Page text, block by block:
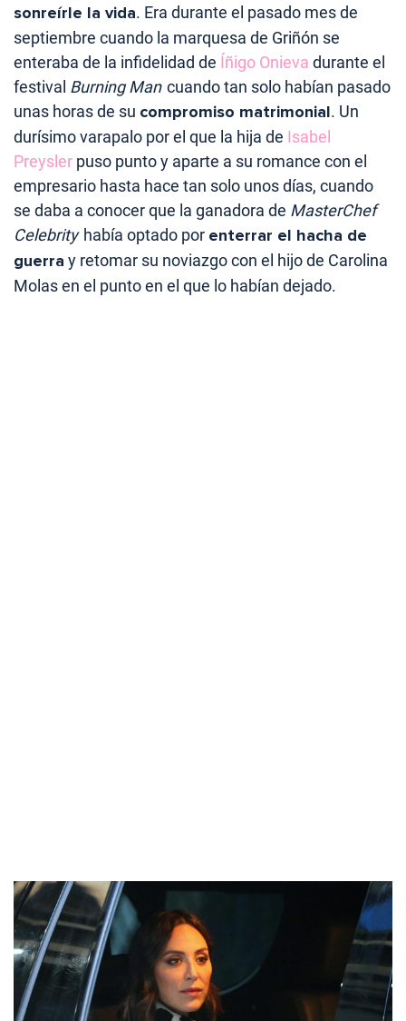
sonreírle la vida. Era durante el pasado mes de
septiembre cuando la marquesa de Griñón se
enteraba de la infidelidad de Íñigo Onieva durante el
festival Burning Man cuando tan solo habían pasado
unas horas de su compromiso matrimonial. Un
durísimo varapalo por el que la hija de Isabel
Preysler puso punto y aparte a su romance con el
empresario hasta hace tan solo unos días, cuando
se daba a conocer que la ganadora de MasterChef
Celebrity había optado por enterrar el hacha de
guerra y retomar su noviazgo con el hijo de Carolina
Molas en el punto en el que lo habían dejado.